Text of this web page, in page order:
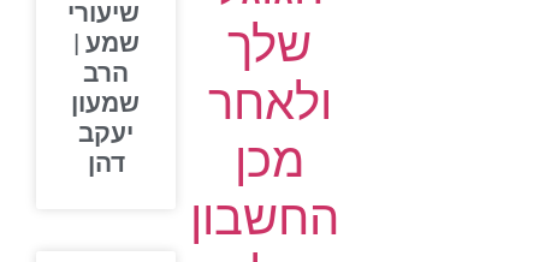
שלך
ולאחר
מכן
החשבון
שיעורי
שמע |
הרב
שמעון
יעקב
דהן